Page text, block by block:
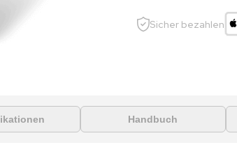
Sicher bezahlen
Handbuch